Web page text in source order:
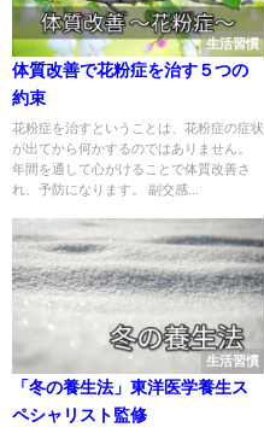
生活習慣
体質改善で花粉症を治す５つの
約束
花粉症を治すということは、花粉症の症状
が出てから何かするのではありません。
年間を通して心がけることで体質改善さ
れ、予防になります。 副交感...
生活習慣
「冬の養生法」東洋医学養生ス
ペシャリスト監修